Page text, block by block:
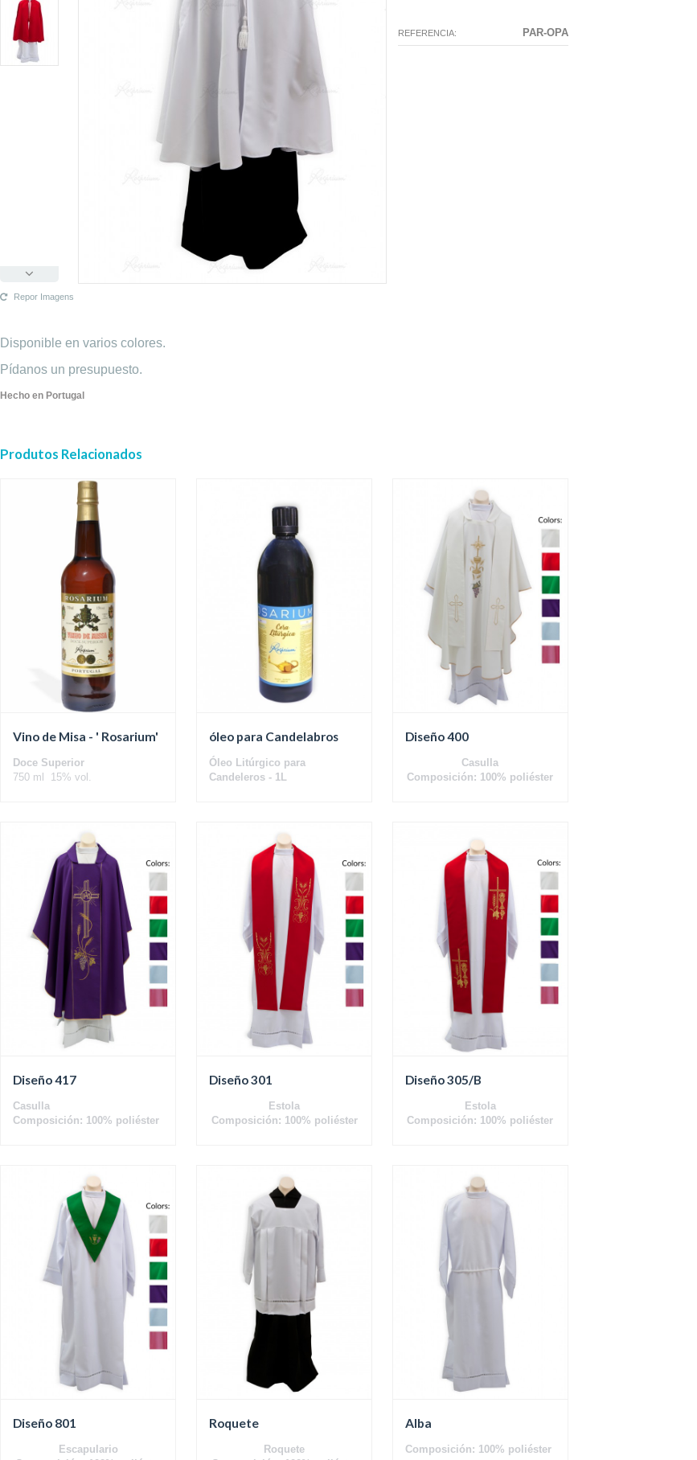
Repor Imagens
REFERENCIA: PAR-OPA
Disponible en varios colores.
Pídanos un presupuesto.
Hecho en Portugal
Produtos Relacionados
Vino de Misa - ' Rosarium'
Doce Superior
750 ml 15% vol.
óleo para Candelabros
Óleo Litúrgico para
Candeleros - 1L
Diseño 400
Casulla
Composición: 100% poliéster
Diseño 417
Casulla
Composición: 100% poliéster
Diseño 301
Estola
Composición: 100% poliéster
Diseño 305/B
Estola
Composición: 100% poliéster
Diseño 801
Escapulario
Roquete
Roquete
Alba
Composición: 100% poliéster